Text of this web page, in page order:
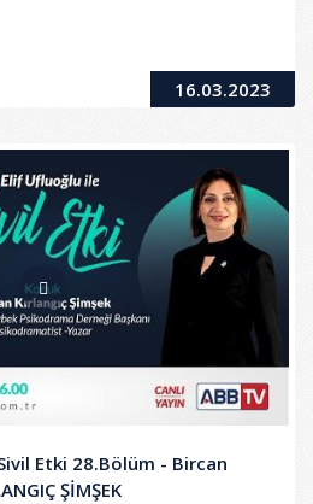
16.03.2023
Etki 28.Bölüm - Bircan
ŞİMŞEK